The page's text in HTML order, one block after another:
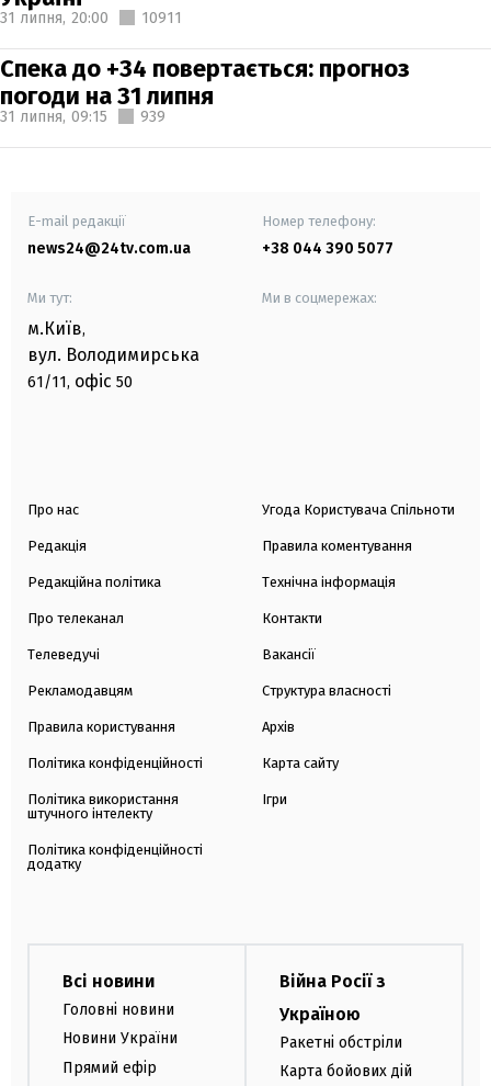
31 липня, 20:00 10911
Спека до +34 повертається: прогноз
погоди на 31 липня
31 липня, 09:15 939
E-mail редакції
news24@24tv.com.ua
Номер телефону:
+38 044 390 5077
Ми тут:
м.Київ,
вул. Володимирська
61/11, офіс 50
Ми в соцмережах:
Про нас
Редакція
Редакційна політика
Про телеканал
Телеведучі
Рекламодавцям
Правила користування
Політика конфіденційності
Політика використання
штучного інтелекту
Політика конфіденційності
додатку
Угода Користувача Спільноти
Правила коментування
Технічна інформація
Контакти
Вакансії
Структура власності
Архів
Карта сайту
Ігри
Всі новини
Головні новини
Новини України
Прямий ефір
Війна Росії з
Україною
Ракетні обстріли
Карта бойових дій